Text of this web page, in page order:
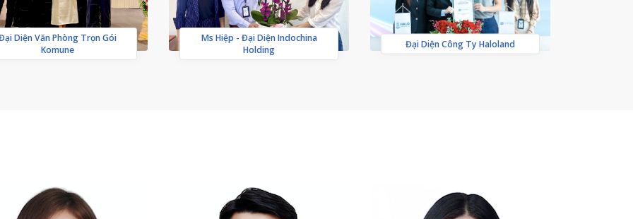
Diện Văn Phòng Trọn Gói
Komune
Ms Hiệp - Đại Diện Indochina
Holding
Đại Diện Công Ty Haloland